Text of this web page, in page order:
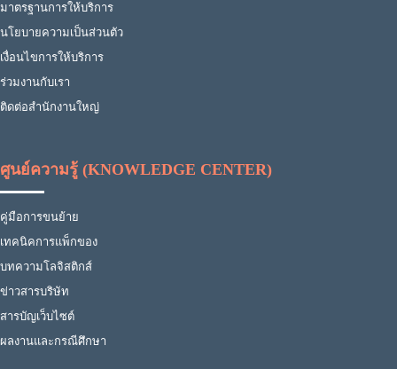
มาตรฐานการให้บริการ
นโยบายความเป็นส่วนตัว
เงื่อนไขการให้บริการ
ร่วมงานกับเรา
ติดต่อสำนักงานใหญ่
ศูนย์ความรู้ (KNOWLEDGE CENTER)
คู่มือการขนย้าย
เทคนิคการแพ็กของ
บทความโลจิสติกส์
ข่าวสารบริษัท
สารบัญเว็บไซต์
ผลงานและกรณีศึกษา